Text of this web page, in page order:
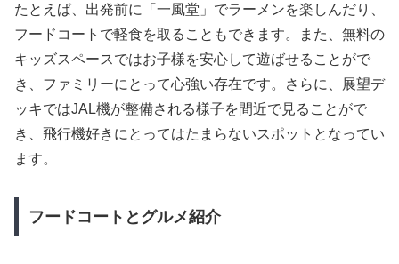
たとえば、出発前に「一風堂」でラーメンを楽しんだり、
フードコートで軽食を取ることもできます。また、無料の
キッズスペースではお子様を安心して遊ばせることがで
き、ファミリーにとって心強い存在です。さらに、展望デ
ッキではJAL機が整備される様子を間近で見ることがで
き、飛行機好きにとってはたまらないスポットとなってい
ます。
フードコートとグルメ紹介